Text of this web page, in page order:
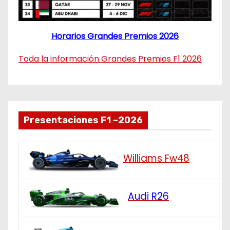
Horarios Grandes Premios 2026
Toda la información Grandes Premios F1 2026
Presentaciones F1 ~2026
Williams Fw48
Audi R26